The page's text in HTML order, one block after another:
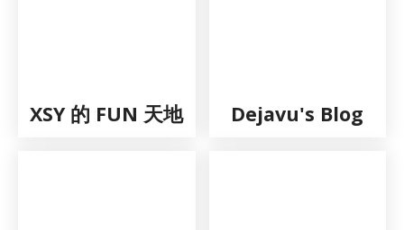
XSY 的 FUN 天地 Dejavu's Blog